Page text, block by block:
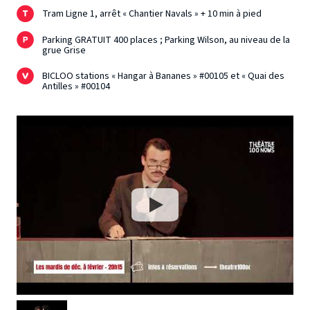
Tram Ligne 1, arrêt « Chantier Navals » + 10 min à pied
Parking GRATUIT 400 places ; Parking Wilson, au niveau de la
grue Grise
BICLOO stations « Hangar à Bananes » #00105 et « Quai des
Antilles » #00104